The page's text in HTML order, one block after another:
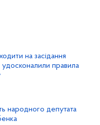
на засідання
удосконалили правила
народного депутата